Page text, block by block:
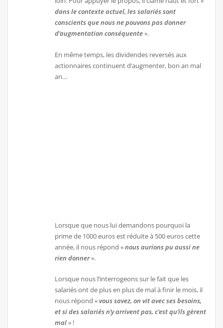
dans le contexte actuel, les salariés sont
conscients que nous ne pouvons pas donner
d’augmentation conséquente».
En même temps, les dividendes reversés aux
actionnaires continuent d’augmenter, bon an mal
an…
Lorsque que nous lui demandons pourquoi la
prime de 1000 euros est réduite à 500 euros cette
année, il nous répond «nous aurions pu aussi ne
rien donner».
Lorsque nous l’interrogeons sur le fait que les
salariés ont de plus en plus de mal à finir le mois, il
nous répond «vous savez, on vit avec ses besoins,
et si des salariés n’y arrivent pas, c’est qu’ils gèrent
mal» !